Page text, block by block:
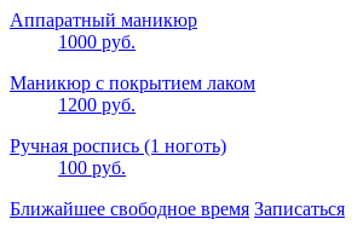
Аппаратный маникюр
1000 руб.
Маникюр с покрытием лаком
1200 руб.
Ручная роспись (1 ноготь)
100 руб.
Ближайшее свободное время Записаться